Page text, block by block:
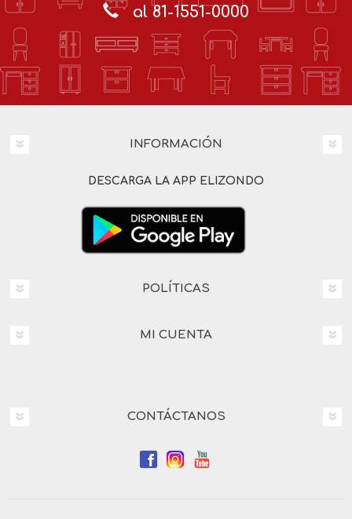
al 81-1551-0000
INFORMACIÓN
DESCARGA LA APP ELIZONDO
POLÍTICAS
MI CUENTA
CONTÁCTANOS